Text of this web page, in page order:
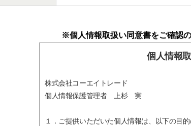
※個人情報取扱い同意書をご確認
個人情報
株式会社コーエイトレード
個人情報保護管理者 上杉 実
１．ご提供いただいた個人情報は、以下の目的